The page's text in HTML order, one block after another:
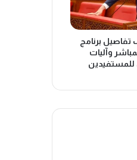
برنامج
وآليات
للمستفيدين